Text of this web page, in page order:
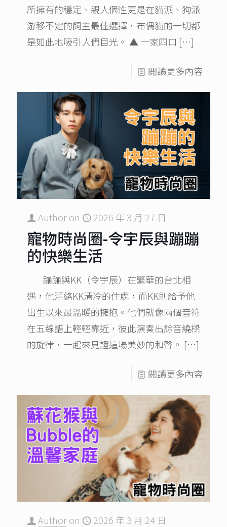
所擁有的穩定、親人個性更是在貓派、狗派
游移不定的飼主最佳選擇，布偶貓的一切都
是如此地吸引人們目光。 ▲ 一家四口 […]
閱讀更多內容
Authoron 2026 年 3 月 27 日
寵物時尚圈-令宇辰與蹦蹦
的快樂生活
蹦蹦與KK（令宇辰）在繁華的台北相
遇，他活絡KK清冷的住處，而KK則給予他
出生以來最溫暖的擁抱。他們就像兩個音符
在五線譜上輕輕靠近，彼此演奏出餘音繞樑
的旋律，一起來見證這場美妙的和聲。 […]
閱讀更多內容
Authoron 2026 年 3 月 24 日